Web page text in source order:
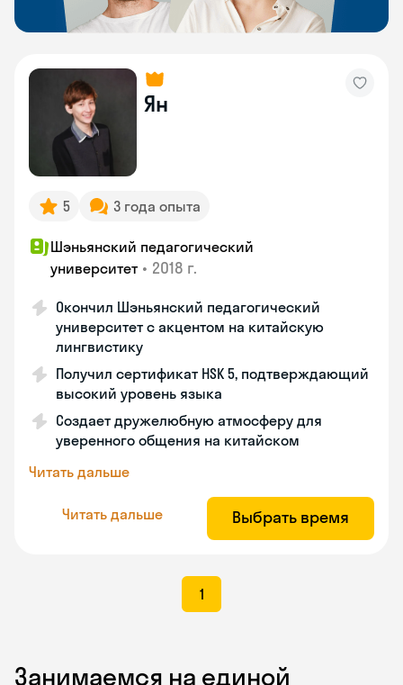
Ян
5 3 года опыта
Шэньянский педагогический
университет • 2018 г.
Окончил Шэньянский педагогический
университет с акцентом на китайскую
лингвистику
Получил сертификат HSK 5, подтверждающий
высокий уровень языка
Создает дружелюбную атмосферу для
уверенного общения на китайском
Читать дальше
Читать дальше Выбрать время
1
Занимаемся на единой